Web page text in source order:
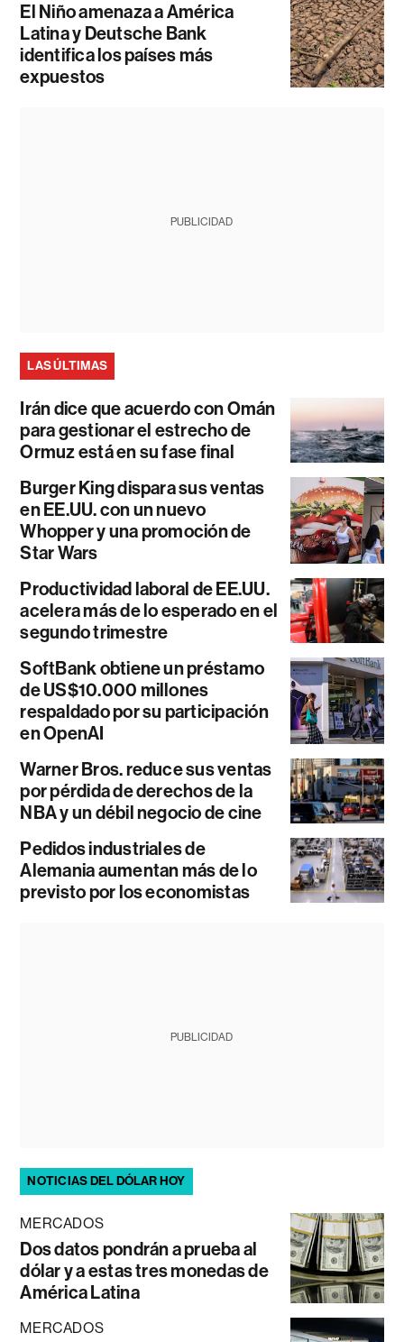
El Niño amenaza a América
Latina y Deutsche Bank
identifica los países más
expuestos
PUBLICIDAD
LAS ÚLTIMAS
Irán dice que acuerdo con Omán
para gestionar el estrecho de
Ormuz está en su fase final
Burger King dispara sus ventas
en EE.UU. con un nuevo
Whopper y una promoción de
Star Wars
Productividad laboral de EE.UU.
acelera más de lo esperado en el
segundo trimestre
SoftBank obtiene un préstamo
de US$10.000 millones
respaldado por su participación
en OpenAI
Warner Bros. reduce sus ventas
por pérdida de derechos de la
NBA y un débil negocio de cine
Pedidos industriales de
Alemania aumentan más de lo
previsto por los economistas
PUBLICIDAD
NOTICIAS DEL DÓLAR HOY
MERCADOS
Dos datos pondrán a prueba al
dólar y a estas tres monedas de
América Latina
MERCADOS